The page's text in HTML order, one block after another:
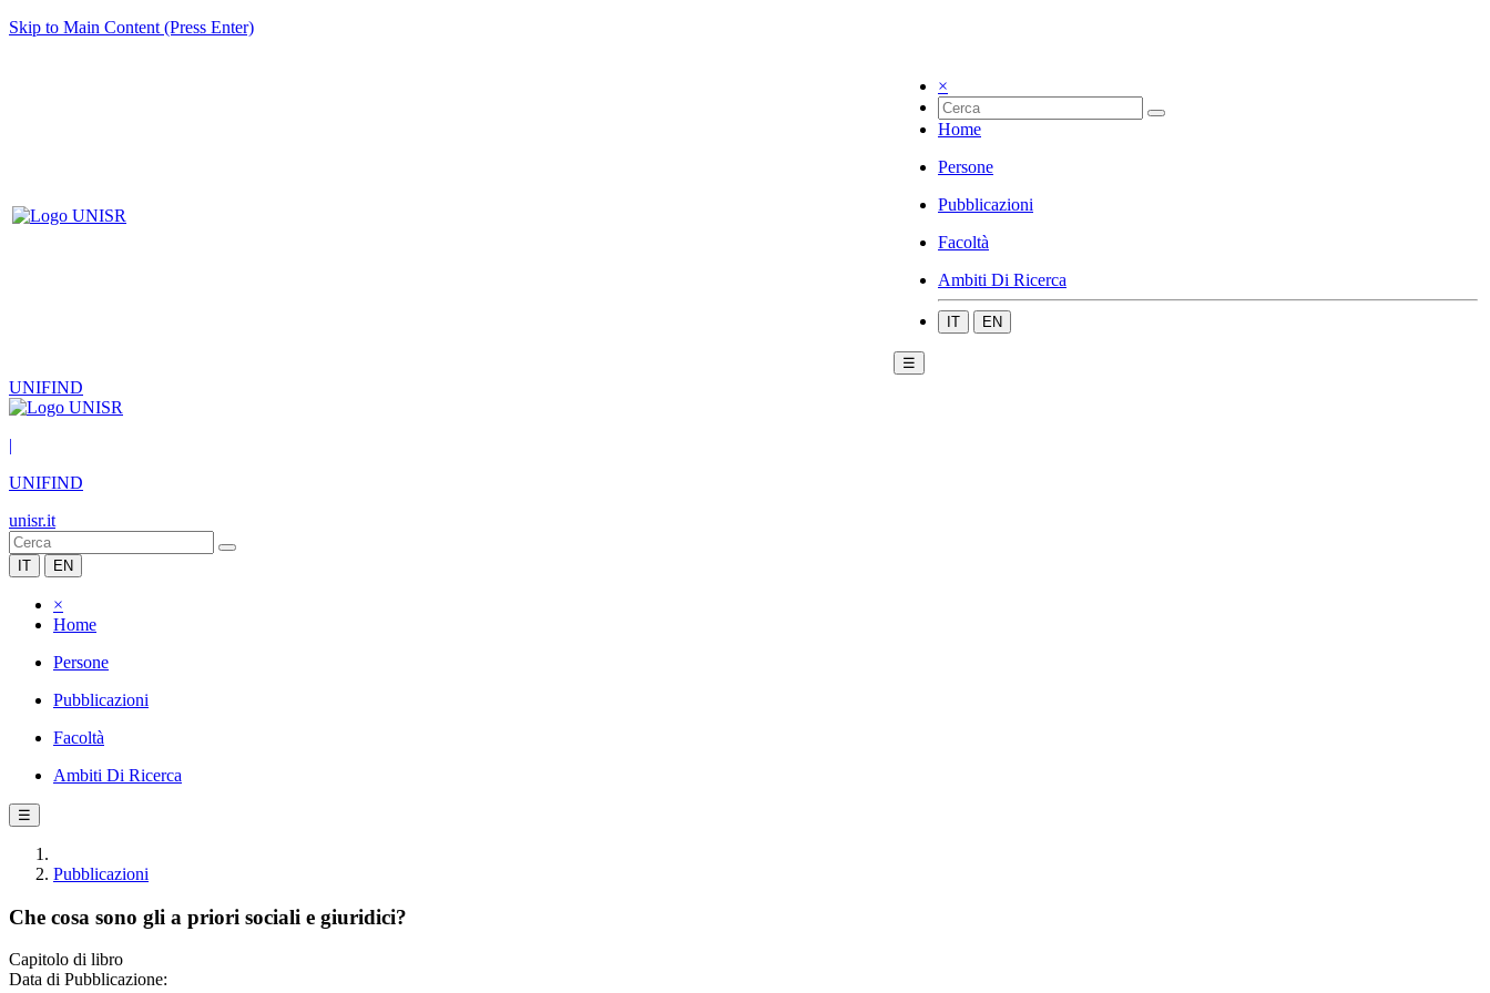
Skip to Main Content (Press Enter)
×
Home
Persone
Pubblicazioni
Facoltà
Ambiti Di Ricerca
IT EN
☰
UNIFIND
|
UNIFIND
unisr.it
IT EN
×
Home
Persone
Pubblicazioni
Facoltà
Ambiti Di Ricerca
☰
Pubblicazioni
Che cosa sono gli a priori sociali e giuridici?
Capitolo di libro
Data di Pubblicazione: